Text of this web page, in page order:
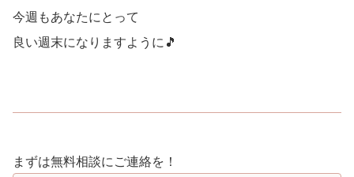
今週もあなたにとって
良い週末になりますように🎵
まずは無料相談にご連絡を！